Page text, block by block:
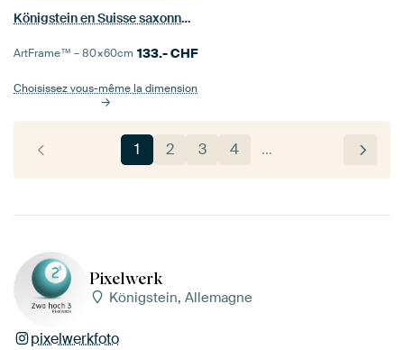
Königstein en Suisse saxonne - Vue de la forteresse de Königstein
ArtFrame™ –80×60cm 133.-CHF
Choisissez vous-même la dimension
1 2 3 4 …
Pixelwerk
Königstein, Allemagne
pixelwerkfoto